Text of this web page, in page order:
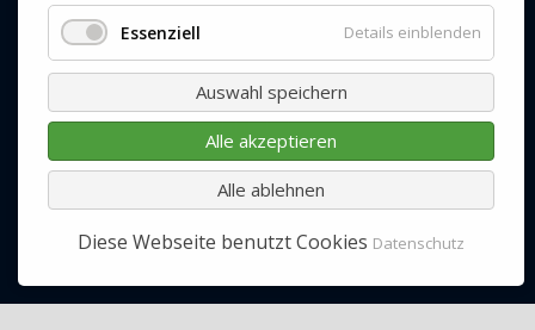
verpassen und die BdKEP
Neuigkeiten
abonnieren!
Jetzt Newsletter
abonnieren.
Essenziell Details einblenden
Auswahl speichern
Alle akzeptieren
Alle ablehnen
Diese Webseite benutzt Cookies Datenschutz